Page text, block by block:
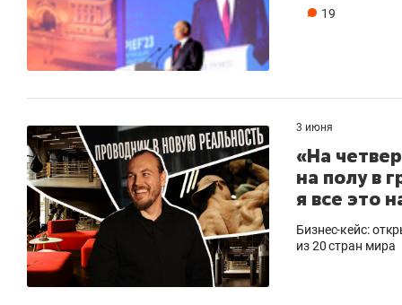
19
3 июня
«На
на полу в
я все это
Бизнес-кейс:
из 20 стран мира